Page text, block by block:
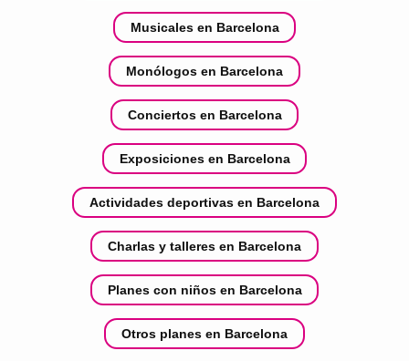
Musicales en Barcelona
Monólogos en Barcelona
Conciertos en Barcelona
Exposiciones en Barcelona
Actividades deportivas en Barcelona
Charlas y talleres en Barcelona
Planes con niños en Barcelona
Otros planes en Barcelona